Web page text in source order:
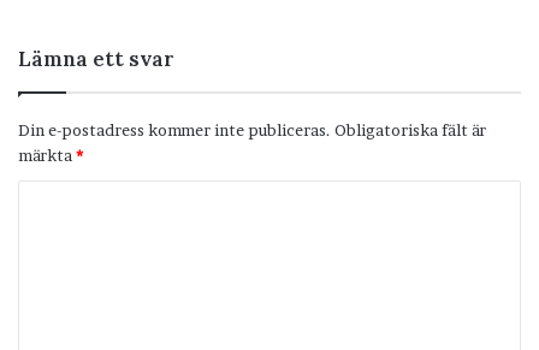
Lämna ett svar
Din e-postadress kommer inte publiceras. Obligatoriska fält är
märkta *